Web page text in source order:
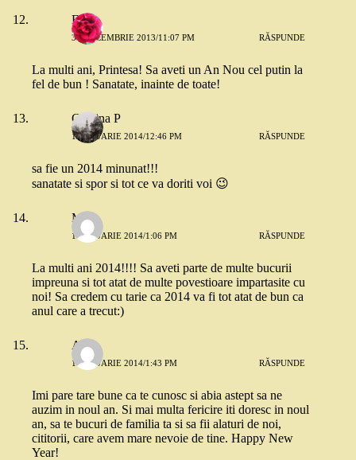
Elisa
31 DECEMBRIE 2013/11:07 PM RĂSPUNDE
La multi ani, Printesa! Sa aveti un An Nou cel putin la
fel de bun ! Sanatate, inainte de toate!
Cristina P
1 IANUARIE 2014/12:46 PM RĂSPUNDE
sa fie un 2014 minunat!!!
sanatate si spor si tot ce va doriti voi 😉
Mili
1 IANUARIE 2014/1:06 PM RĂSPUNDE
La multi ani 2014!!!! Sa aveti parte de multe bucurii
impreuna si tot atat de multe povestioare impartasite cu
noi! Sa credem cu tarie ca 2014 va fi tot atat de bun ca
anul care a trecut:)
Ale
1 IANUARIE 2014/1:43 PM RĂSPUNDE
Imi pare tare bune ca te cunosc si abia astept sa ne
auzim in noul an. Si mai multa fericire iti doresc in noul
an, sa te bucuri de familia ta si sa fii alaturi de noi,
cititorii, care avem mare nevoie de tine. Happy New
Year!